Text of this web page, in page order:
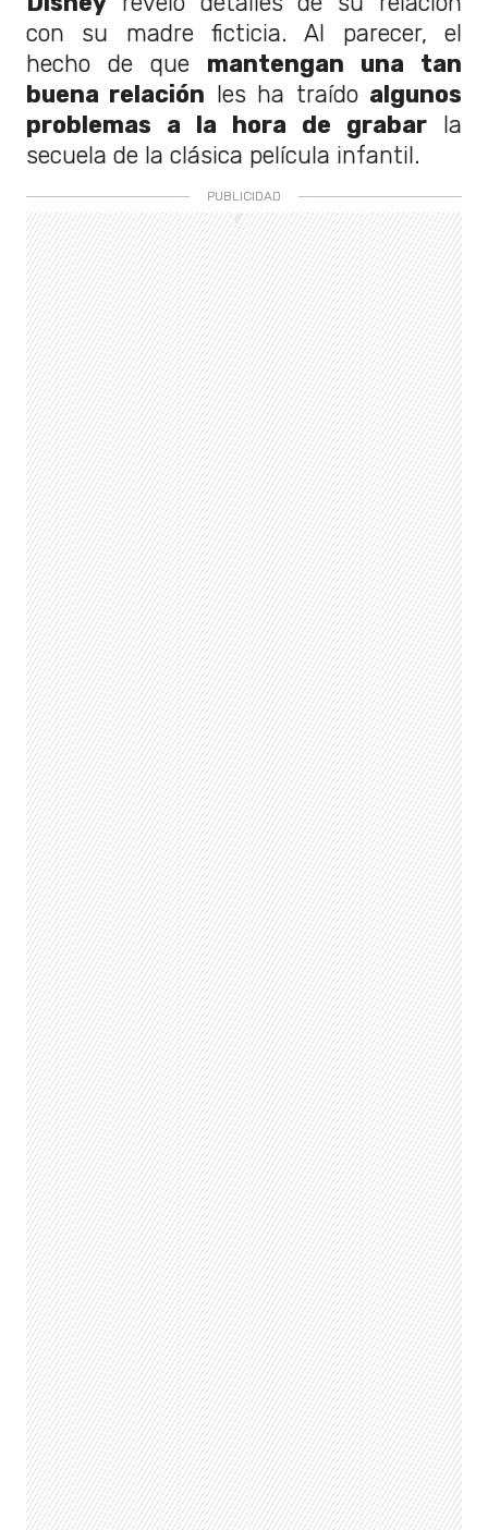
con su madre ficticia. Al parecer, el
hecho de que mantengan una tan
buena relación les ha traído algunos
problemas a la hora de grabar la
secuela de la clásica película infantil.